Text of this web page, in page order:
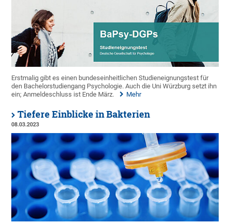
Erstmalig gibt es einen bundeseinheitlichen Studieneignungstest für
den Bachelorstudiengang Psychologie. Auch die Uni Würzburg setzt ihn
ein; Anmeldeschluss ist Ende März.
Mehr
Tiefere Einblicke in Bakterien
08.03.2023